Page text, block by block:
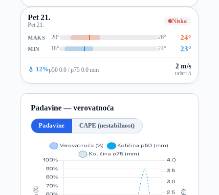
Pet 21.
Pet 21.
Niska
MAKS 20° 26° 24°
MIN 18° 24° 23°
💧 12%p50 0.0 / p75 0.0 mm 2 m/s
udari 5
Padavine — verovatnoća
Padavine CAPE (nestabilnost)